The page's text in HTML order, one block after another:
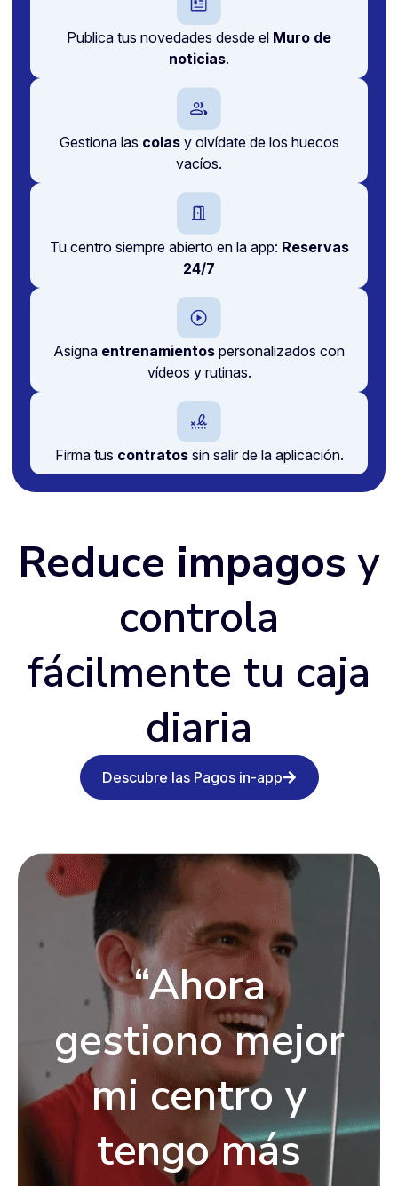
Publica tus novedades desde el Muro de
noticias.
Gestiona las colasy olvídate de los huecos
vacíos.
Tu centro siempre abierto en la app: Reservas
24/7
Asigna entrenamientos personalizados con
vídeos y rutinas.
Firma tus contratossin salir de la aplicación.
Reduce impagos y
controla
fácilmente tu caja
diaria
Descubre las Pagos in-app
“Ahora
gestiono mejor
mi centro y
tengo más